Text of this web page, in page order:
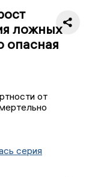
ложных
опасная
серия